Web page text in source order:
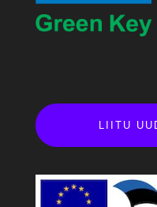
LIITU